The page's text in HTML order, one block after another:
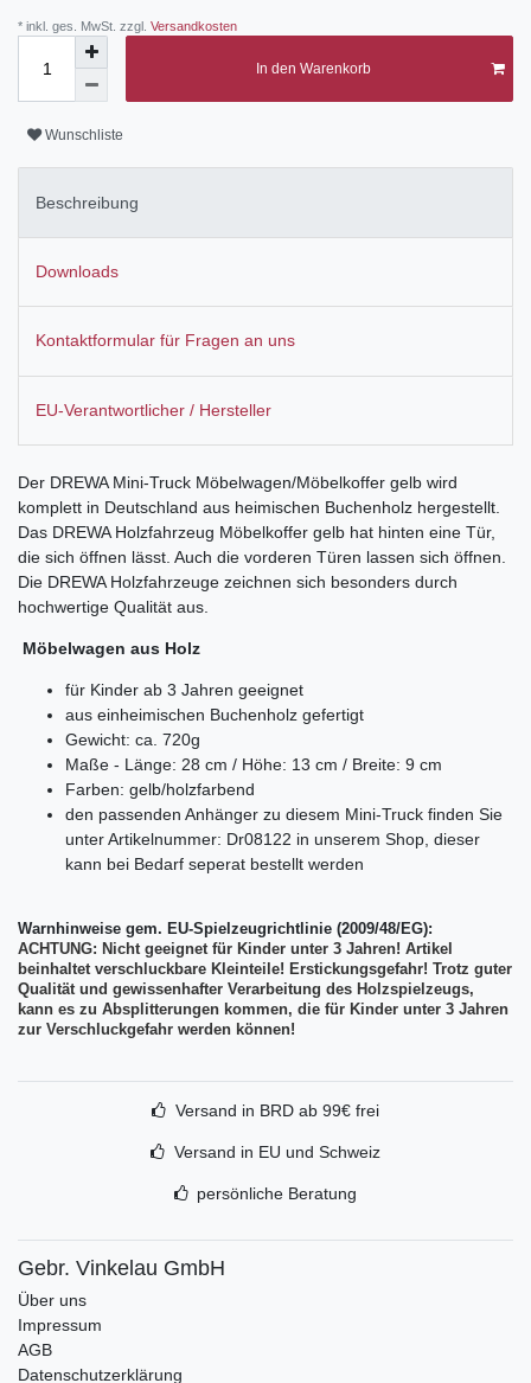
* inkl. ges. MwSt. zzgl. Versandkosten
In den Warenkorb
Wunschliste
Beschreibung
Downloads
Kontaktformular für Fragen an uns
EU-Verantwortlicher / Hersteller
Der DREWA Mini-Truck Möbelwagen/Möbelkoffer gelb wird
komplett in Deutschland aus heimischen Buchenholz hergestellt.
Das DREWA Holzfahrzeug Möbelkoffer gelb hat hinten eine Tür,
die sich öffnen lässt. Auch die vorderen Türen lassen sich öffnen.
Die DREWA Holzfahrzeuge zeichnen sich besonders durch
hochwertige Qualität aus.
Möbelwagen aus Holz
für Kinder ab 3 Jahren geeignet
aus einheimischen Buchenholz gefertigt
Gewicht: ca. 720g
Maße - Länge: 28 cm / Höhe: 13 cm / Breite: 9 cm
Farben: gelb/holzfarbend
den passenden Anhänger zu diesem Mini-Truck finden Sie
unter Artikelnummer: Dr08122 in unserem Shop, dieser
kann bei Bedarf seperat bestellt werden
Warnhinweise gem. EU-Spielzeugrichtlinie (2009/48/EG):
ACHTUNG: Nicht geeignet für Kinder unter 3 Jahren! Artikel
beinhaltet verschluckbare Kleinteile! Erstickungsgefahr! Trotz guter
Qualität und gewissenhafter Verarbeitung des Holzspielzeugs,
kann es zu Absplitterungen kommen, die für Kinder unter 3 Jahren
zur Verschluckgefahr werden können!
Versand in BRD ab 99€ frei
Versand in EU und Schweiz
persönliche Beratung
Gebr. Vinkelau GmbH
Über uns
Impressum
AGB
Datenschutzerklärung